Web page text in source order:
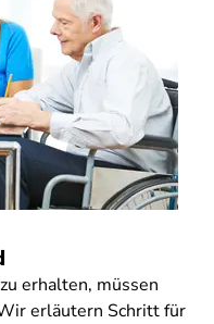
erhalten, müssen
erläutern Schritt für